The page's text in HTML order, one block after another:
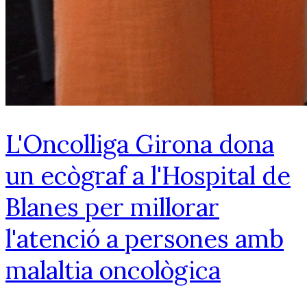
L'Oncolliga Girona dona
un ecògraf a l'Hospital de
Blanes per millorar
l'atenció a persones amb
malaltia oncològica